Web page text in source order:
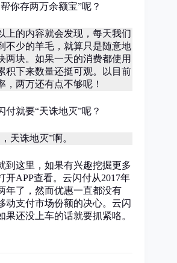
你存两万余额宝”呢？
上的内容就会发现，每天我们
不少的羊毛，就算只是随意地
两块。如果一天的消费都使用
积下来数量还挺可观。以目前
，两万还有点不够呢！
付就要“天诛地灭”呢？
天诛地灭”啊。
到这里，如果有兴趣挖掘更多
开APP查看。云闪付从2017年
年了，然而优惠一直都没有
动支付市场份额的决心。云闪
果还没上车的话就要抓紧咯。